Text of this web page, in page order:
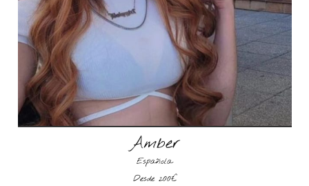
Amber
Española
Desde 200€